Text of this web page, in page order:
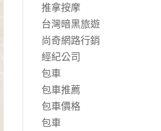
推拿按摩
台灣暗黑旅遊
尚奇網路行銷
經紀公司
包車
包車推薦
包車價格
包車